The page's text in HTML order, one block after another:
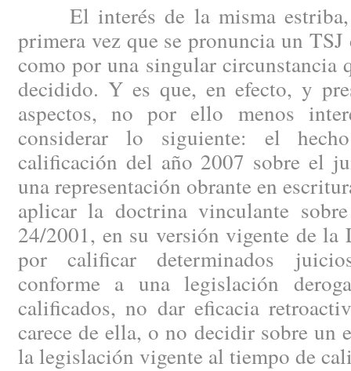
El interés de la misma estriba,
primera vez que se pronuncia un
como por una singular circunstancia
decidido. Y es que, en efecto, y
aspectos, no por ello menos
considerar lo siguiente: el
calificación del año 2007 sobre el
una representación obrante en
aplicar la doctrina vinculante
24/2001, en su versión vigente de la
por calificar determinados
conforme a una legislación
calificados, no dar eficacia
carece de ella, o no decidir sobre un
la legislación vigente al tiempo de